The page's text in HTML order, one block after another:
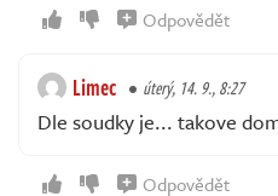
Odpovědět
Limec úterý, 14. 9., 8:27
Dle soudky je... takove
Odpovědět